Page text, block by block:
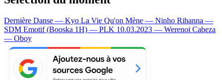
Dernière Danse — Kyo La Vie Qu'on Mène — Ninho Rihanna —
SDM Emotif (Booska 1H) — PLK 10.03.2023 — Werenoi Cabeza
— Oboy